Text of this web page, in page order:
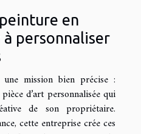
en
à personnaliser
mission bien précise :
d’art personnalisée qui
de son propriétaire.
cette entreprise crée ces